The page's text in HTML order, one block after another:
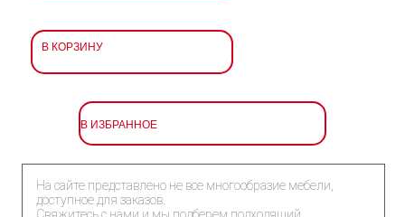
В КОРЗИНУ
В ИЗБРАННОЕ
На сайте представлено не все многообразие мебели,
доступное для заказов.